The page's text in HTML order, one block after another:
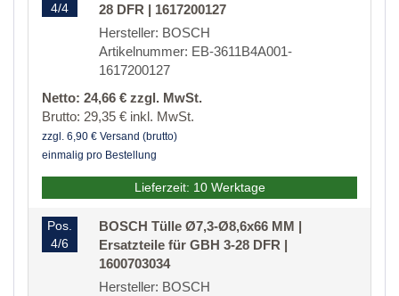
4/4
28 DFR | 1617200127
Hersteller: BOSCH
Artikelnummer: EB-3611B4A001-
1617200127
Netto: 24,66 € zzgl. MwSt.
Brutto: 29,35 € inkl. MwSt.
zzgl. 6,90 € Versand (brutto)
einmalig pro Bestellung
Lieferzeit: 10 Werktage
Pos.
4/6
BOSCH Tülle Ø7,3-Ø8,6x66 MM |
Ersatzteile für GBH 3-28 DFR |
1600703034
Hersteller: BOSCH